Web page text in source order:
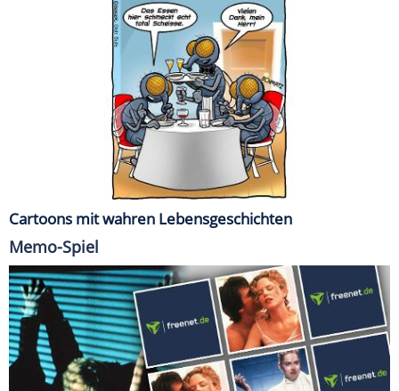
Cartoons mit wahren Lebensgeschichten
Memo-Spiel